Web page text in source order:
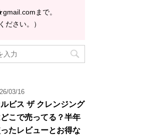
まで。
ださい。）
03/16
ビス ザ クレンジング
こで売ってる？半年
たレビューとお得な